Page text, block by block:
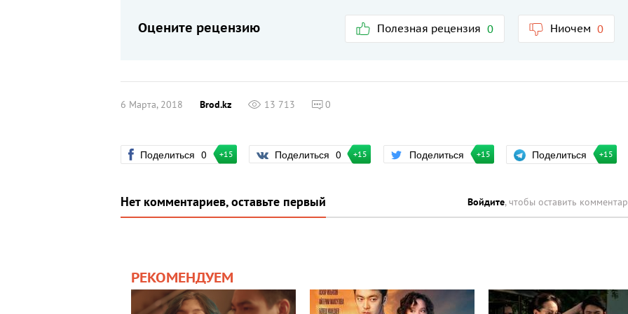
Оцените рецензию Полезная рецензия 0 Ниочем 0
6 Марта, 2018 Brod.kz 13 713 0
Поделиться 0 +15 Поделиться 0 +15 Поделиться +15 Поделиться +15
Нет комментариев, оставьте первый Войдите, чтобы оставить
РЕКОМЕНДУЕМ